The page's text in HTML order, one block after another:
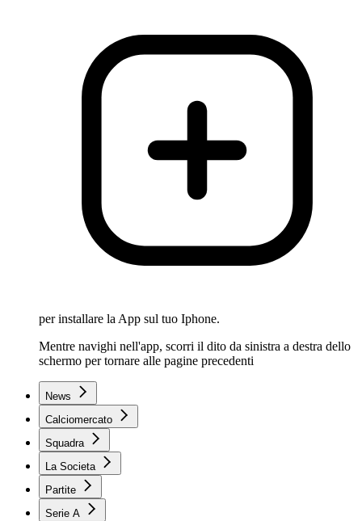
per installare la App sul tuo Iphone.
Mentre navighi nell'app, scorri il dito da sinistra a destra dello
schermo per tornare alle pagine precedenti
News
Calciomercato
Squadra
La Societa
Partite
Serie A